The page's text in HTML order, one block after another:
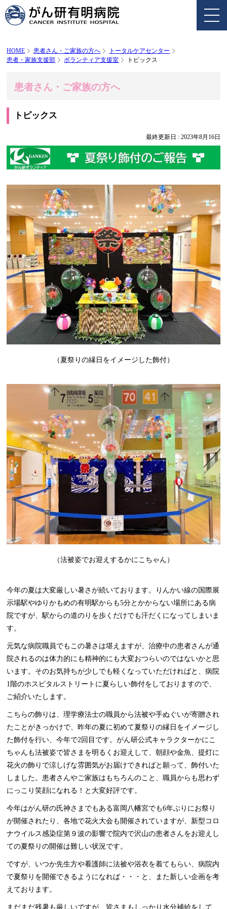
HOME 患者さん・ご家族の方へ
トータルケアセンター
患者・家族支援部
ボランティア支援室 トピックス
患者さん・ご家族の方へ
トピックス
最終更新日 : 2023年8月16日
（夏祭りの縁日をイメージした飾付）
（法被姿でお迎えするかにこちゃん）
今年の夏は大変厳しい暑さが続いております。りんかい線の国際展
示場駅やゆりかもめの有明駅からも5分とかからない場所にある病
院ですが、駅からの道のりを歩くだけでも汗だくになってしまいま
す。
元気な病院職員でもこの暑さは堪えますが、治療中の患者さんが通
院されるのは体力的にも精神的にも大変おつらいのではないかと思
います。そのお気持ちが少しでも軽くなっていただければと、病院
1階のホスピタルストリートに夏らしい飾付をしておりますので、
ご紹介いたします。
こちらの飾りは、理学療法士の職員から法被や手ぬぐいが寄贈され
たことがきっかけで、昨年の夏に初めて夏祭りの縁日をイメージし
た飾付を行い、今年で2回目です。がん研公式キャラクターかにこ
ちゃんも法被姿で皆さまを明るくお迎えして、朝顔や金魚、提灯に
花火の飾りで涼しげな雰囲気がお届けできればと願って、飾付いた
しました。患者さんやご家族はもちろんのこと、職員からも思わず
にっこり笑顔になれる！と大変好評です。
今年はがん研の氏神さまでもある富岡八幡宮でも6年ぶりにお祭り
が開催されたり、各地で花火大会も開催されていますが、新型コロ
ナウイルス感染症第９波の影響で院内で沢山の患者さんをお迎えし
ての夏祭りの開催は難しい状況です。
ですが、いつか先生方や看護師に法被や浴衣を着てもらい、病院内
で夏祭りを開催できるようになれば・・・と、また新しい企画を考
えております。
まだまだ残暑も厳しいですが、皆さまもしっかり水分補給をして、